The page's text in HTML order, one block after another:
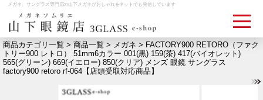
メガネ、サングラス専門店の山下メガネがおしゃれをネットでも発信しています
ログイン お買いものカゴ
商品カテゴリ一覧 > 商品一覧 > メガネ > FACTORY900 RETORO（ファク
トリー900 レトロ） 51mm6カラー 001(黒) 159(茶) 417(バイオレット)
565(グリーン) 669(イエロー) 850(クリア) メンズ 眼鏡 サングラス
factory900 retoro rf-064【店頭受取対応商品】